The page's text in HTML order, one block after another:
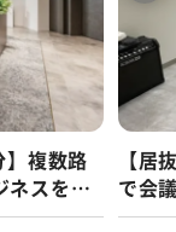
】複数路
ネスを実
【居
で会
ネス